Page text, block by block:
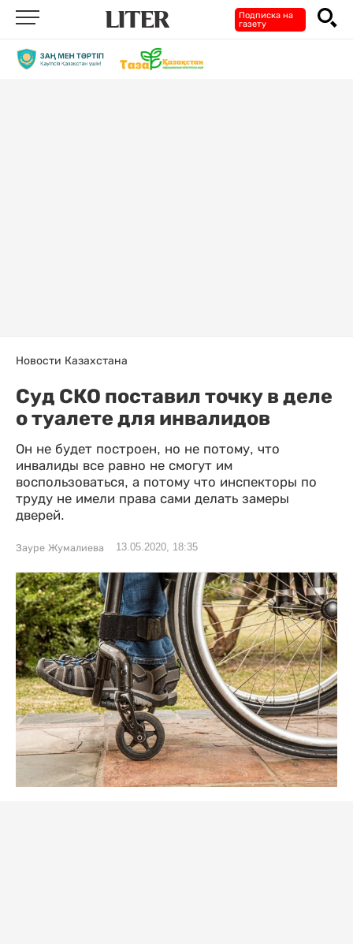
Подписка на
газету
Новости Казахстана
Суд СКО поставил точку в деле
о туалете для инвалидов
Он не будет построен, но не потому, что
инвалиды все равно не смогут им
воспользоваться, а потому что инспекторы по
труду не имели права сами делать замеры
дверей.
Зауре Жумалиева 13.05.2020, 18:35